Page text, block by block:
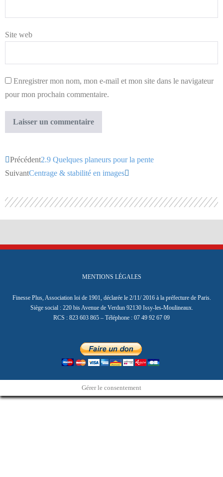
Site web
Enregistrer mon nom, mon e-mail et mon site dans le navigateur
pour mon prochain commentaire.
Précédent2.9 Quelques planeurs pour la pente
SuivantCentrage & stabilité en images
MENTIONS LÉGALES
Finesse Plus, Association loi de 1901, déclarée le 2/11/ 2016 à la préfecture de Paris.
Siège social : 220 bis Avenue de Verdun 92130 Issy-les-Moulineaux.
RCS : 823 603 865 – Téléphone : 07 49 92 67 09
Gérer le consentement